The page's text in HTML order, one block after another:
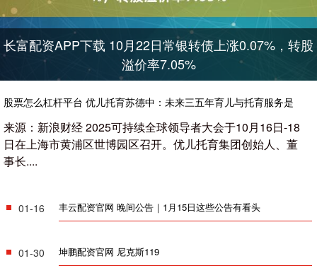
长富配资APP下载 10月22日常银转债上涨0.07%，转股
溢价率7.05%
股票怎么杠杆平台 优儿托育苏德中：未来三五年育儿与托育服务是
来源：新浪财经 2025可持续全球领导者大会于10月16日-18
日在上海市黄浦区世博园区召开。优儿托育集团创始人、董
事长....
01-16 丰云配资官网 晚间公告｜1月15日这些公告有看头
01-30 坤鹏配资官网 尼克斯119